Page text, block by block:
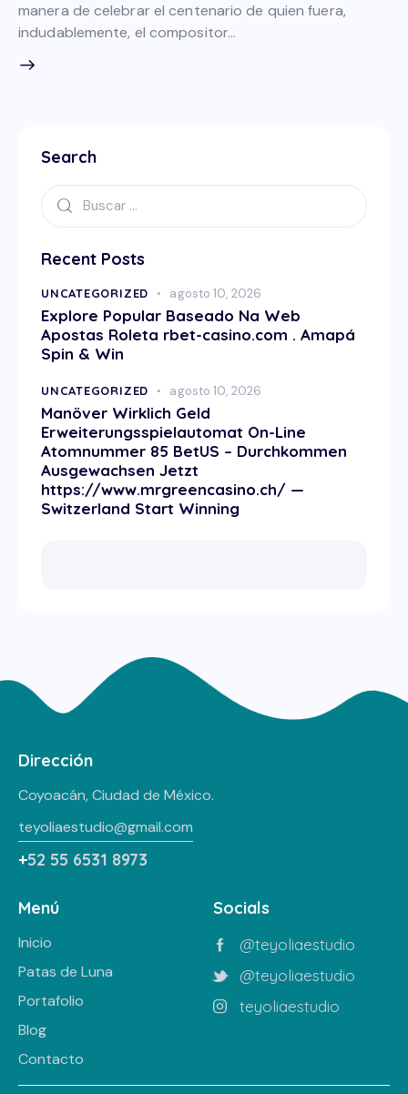
manera de celebrar el centenario de quien fuera,
indudablemente, el compositor…
Search
Recent Posts
UNCATEGORIZED agosto 10, 2026
Explore Popular Baseado Na Web
Apostas Roleta rbet-casino.com . Amapá
Spin & Win
UNCATEGORIZED agosto 10, 2026
Manöver Wirklich Geld
Erweiterungsspielautomat On-Line
Atomnummer 85 BetUS – Durchkommen
Ausgewachsen Jetzt
https://www.mrgreencasino.ch/ —
Switzerland Start Winning
Dirección
Coyoacán, Ciudad de México.
teyoliaestudio@gmail.com
+52 55 6531 8973
Menú
Inicio
Patas de Luna
Portafolio
Blog
Contacto
Socials
@teyoliaestudio
@teyoliaestudio
teyoliaestudio